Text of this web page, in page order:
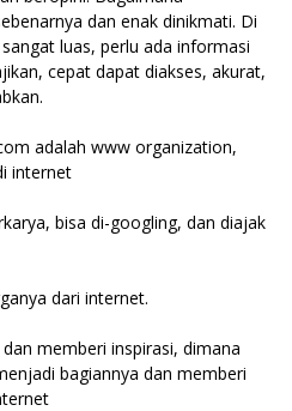
dan enak dinikmati. Di
luas, perlu ada informasi
cepat dapat diakses, akurat,
adalah www organization,
internet
bisa di-googling, dan diajak
dari internet.
memberi inspirasi, dimana
bagiannya dan memberi